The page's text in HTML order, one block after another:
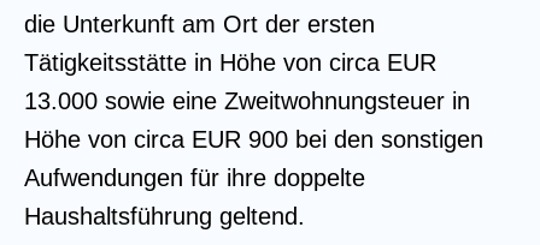
die Unterkunft am Ort der ersten
Tätigkeitsstätte in Höhe von circa EUR
13.000 sowie eine Zweitwohnungsteuer in
Höhe von circa EUR 900 bei den sonstigen
Aufwendungen für ihre doppelte
Haushaltsführung geltend.